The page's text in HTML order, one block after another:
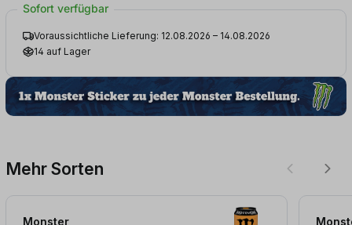
Sofort verfügbar
Voraussichtliche Lieferung: 12.08.2026 – 14.08.2026
14 auf Lager
Mehr Sorten
Monster